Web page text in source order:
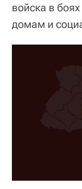
войска в
домам и